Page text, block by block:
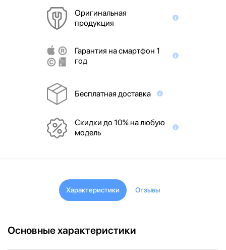
Оригинальная
продукция
Гарантия на смартфон 1
год
Бесплатная доставка
Скидки до 10% на любую
модель
Характеристики Отзывы
Основные характеристики